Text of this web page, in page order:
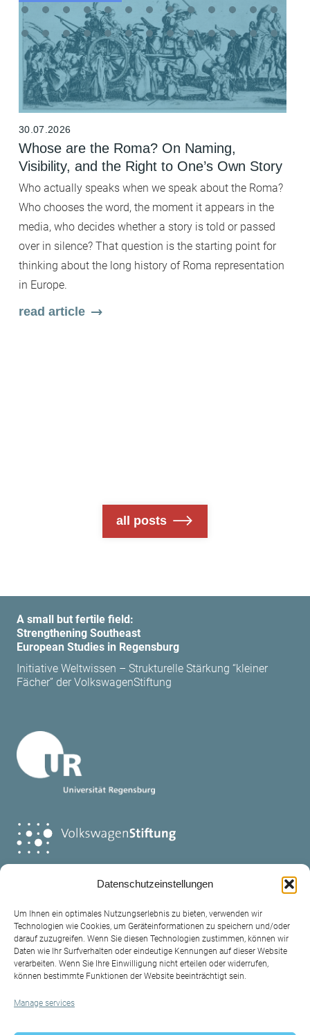
Datenschutzeinstellungen
Um Ihnen ein optimales Nutzungserlebnis zu bieten, verwenden wir
Technologien wie Cookies, um Geräteinformationen zu speichern und/oder
darauf zuzugreifen. Wenn Sie diesen Technologien zustimmen, können wir
Daten wie Ihr Surfverhalten oder eindeutige Kennungen auf dieser Website
verarbeiten. Wenn Sie Ihre Einwilligung nicht erteilen oder widerrufen,
können bestimmte Funktionen der Website beeinträchtigt sein.
Manage services
30.07.2026
Whose are the Roma? On Naming,
Visibility, and the Right to One’s Own Story
Who actually speaks when we speak about the Roma?
Who chooses the word, the moment it appears in the
media, who decides whether a story is told or passed
over in silence? That question is the starting point for
thinking about the long history of Roma representation
in Europe.
read article
all posts
A small but fertile field:
Strengthening Southeast
European Studies in Regensburg
Initiative Weltwissen – Strukturelle Stärkung “kleiner
Fächer” der VolkswagenStiftung
Contact